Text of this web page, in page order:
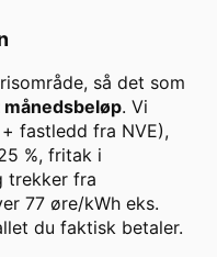
så det som
månedsbeløp. Vi
fastledd fra NVE),
%, fritak i
trekker fra
77 øre/kWh eks.
du faktisk betaler.